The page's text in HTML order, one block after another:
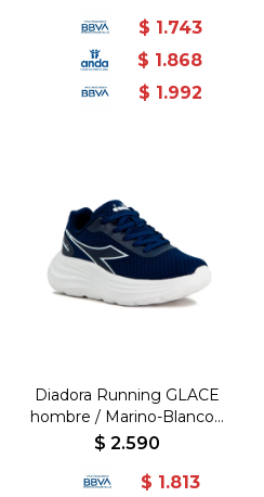
$ 1.743
$ 1.868
$ 1.992
Diadora Running GLACE
hombre / Marino-Blanco -
Fiknit/Phylon - Marino-
$ 2.590
$ 1.813